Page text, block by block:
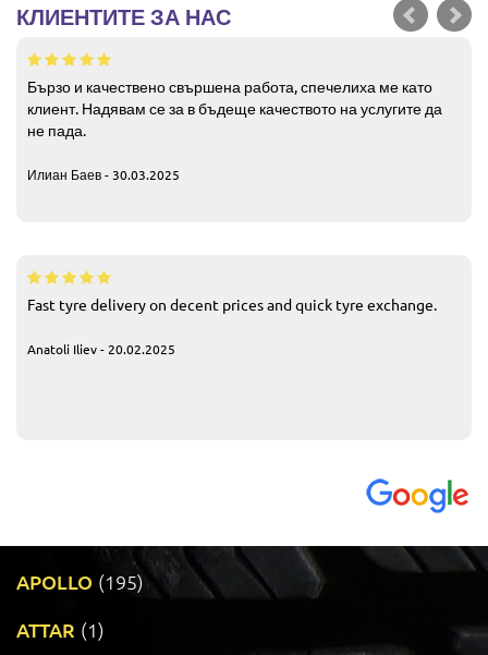
КЛИЕНТИТЕ ЗА НАС
Бързо и качествено свършена работа, спечелиха ме като
клиент. Надявам се за в бъдеще качеството на услугите да
не пада.
Илиан Баев - 30.03.2025
Fast tyre delivery on decent prices and quick tyre exchange.
Anatoli Iliev - 20.02.2025
APOLLO (195)
ATTAR (1)